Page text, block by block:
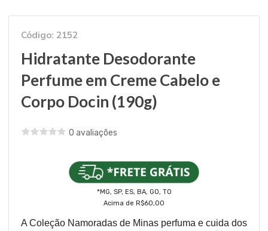
Código: 2152
Hidratante Desodorante
Perfume em Creme Cabelo e
Corpo Docin (190g)
0 avaliações
*MG, SP, ES, BA, GO, TO
Acima de R$60,00
A Coleção Namoradas de Minas perfuma e cuida dos